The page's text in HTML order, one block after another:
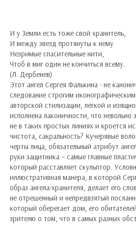
И у Земли есть тоже свой хранитель,
И между звезд протянуты к нему
Незримые спасительные нити,
Чтоб в миг один не кончиться всему.
(Л. Дербенев)
Этот ангел Сергея Фалькина - не
следование строгим
авторской стилизации, лёгкой и
исполнена лаконичности, что невольно
не в таких простых линиях и кроется
чистота, сакральность? Кучерявые
черты лица, обязательный атрибут
руки защитника – самые главные
который расставляет скульптор.
иллюстративная манера, в которой
образ ангела-хранителя, делает его
не отрешенный и непредвзятый
который оберегает дом, его
зрителю о том, что в самых разных